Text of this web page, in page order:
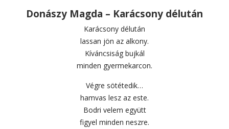
Donászy Magda – Karácsony délután
Karácsony délután
lassan jön az alkony.
Kíváncsiság bujkál
minden gyermekarcon.
Végre sötétedik…
hamvas lesz az este.
Bodri velem együtt
figyel minden neszre.